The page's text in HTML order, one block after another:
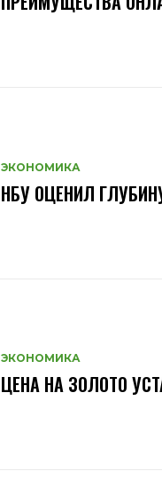
ЭКОНОМИКА
НБУ ОЦЕНИЛ
ЭКОНОМИКА
ЦЕНА НА ЗОЛОТО